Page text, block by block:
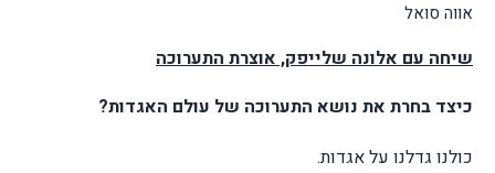
אווה סואל
שיחה עם אלונה שלייפק, אוצרת התערוכה
כיצד בחרת את נושא התערוכה של עולם האגדות?
כולנו גדלנו על אגדות.